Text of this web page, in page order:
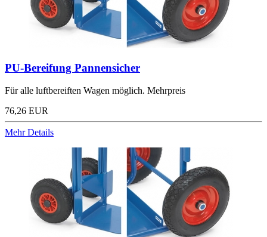
PU-Bereifung Pannensicher
Für alle luftbereiften Wagen möglich. Mehrpreis
76,26 EUR
Mehr Details